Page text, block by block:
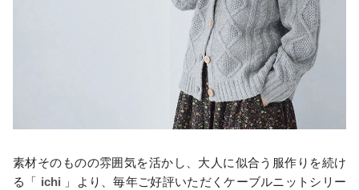
素材そのものの雰囲気を活かし、大人に似合う服作りを続け
る「 ichi 」より、毎年ご好評いただくケーブルニットシリー